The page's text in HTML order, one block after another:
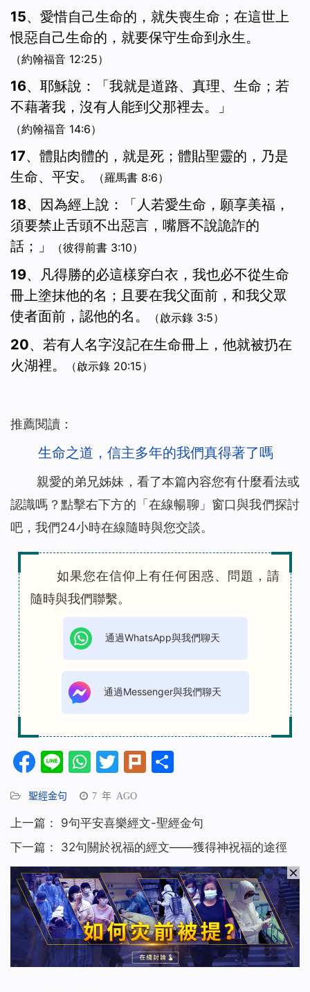
15、愛惜自己生命的，就失喪生命；在這世上
恨惡自己生命的，就要保守生命到永生。
（約翰福音 12:25）
16、耶穌說：「我就是道路、真理、生命；若
不藉著我，沒有人能到父那裡去。」
（約翰福音 14:6）
17、體貼肉體的，就是死；體貼聖靈的，乃是
生命、平安。
（羅馬書 8:6）
18、因為經上說：「人若愛生命，願享美福，
須要禁止舌頭不出惡言，嘴唇不說詭詐的
話；」
（彼得前書 3:10）
19、凡得勝的必這樣穿白衣，我也必不從生命
冊上塗抹他的名；且要在我父面前，和我父眾
使者面前，認他的名。
（啟示錄 3:5）
20、若有人名字沒記在生命冊上，他就被扔在
火湖裡。
（啟示錄 20:15）
推薦閱讀：
生命之道，信主多年的我們真得著了嗎
親愛的弟兄姊妹，看了本篇內容您有什麼看法或
認識嗎？點擊右下方的「 在線暢聊 」窗口與我們探討
吧，我們24小時在線隨時與您交談。
如果您在信仰上有任何困惑、問題，請
隨時與我們聯繫。
通過WhatsApp與我們聊天
通過Messenger與我們聊天
Facebook
LineWhatsApp
Twitter
Plurk
聖經金句 7 年 AGO
上一篇：
9句平安喜樂經文-聖經金句
下一篇：
32句關於祝福的經文——獲得神祝福的途徑